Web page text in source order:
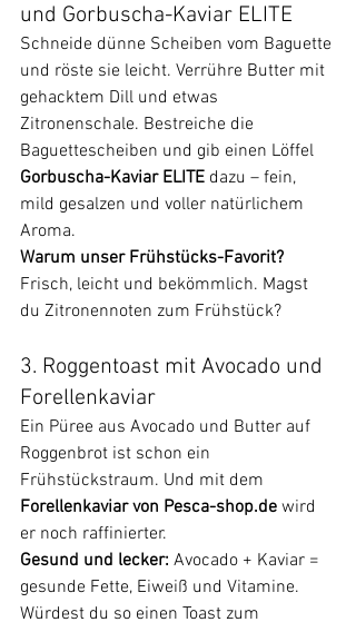
und Gorbuscha-Kaviar ELITE
Schneide dünne Scheiben vom Baguette
und röste sie leicht. Verrühre Butter mit
gehacktem Dill und etwas
Zitronenschale. Bestreiche die
Baguettescheiben und gib einen Löffel
Gorbuscha-Kaviar ELITE dazu – fein,
mild gesalzen und voller natürlichem
Aroma.
Warum unser Frühstücks-Favorit?
Frisch, leicht und bekömmlich. Magst
du Zitronennoten zum Frühstück?
3. Roggentoast mit Avocado und
Forellenkaviar
Ein Püree aus Avocado und Butter auf
Roggenbrot ist schon ein
Frühstückstraum. Und mit dem
Forellenkaviar von Pesca-shop.de wird
er noch raffinierter.
Gesund und lecker: Avocado + Kaviar =
gesunde Fette, Eiweiß und Vitamine.
Würdest du so einen Toast zum